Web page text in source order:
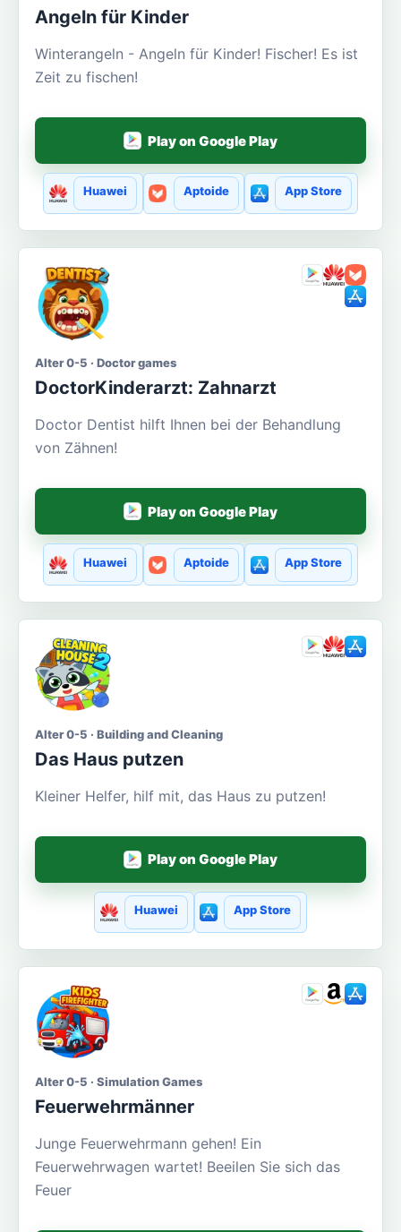
Angeln für Kinder
Winterangeln - Angeln für Kinder! Fischer! Es ist
Zeit zu fischen!
Play on Google Play
Huawei Aptoide App Store
Alter 0-5 · Doctor games
DoctorKinderarzt: Zahnarzt
Doctor Dentist hilft Ihnen bei der Behandlung
von Zähnen!
Play on Google Play
Huawei Aptoide App Store
Alter 0-5 · Building and Cleaning
Das Haus putzen
Kleiner Helfer, hilf mit, das Haus zu putzen!
Play on Google Play
Huawei App Store
Alter 0-5 · Simulation Games
Feuerwehrmänner
Junge Feuerwehrmann gehen! Ein
Feuerwehrwagen wartet! Beeilen Sie sich das
Feuer